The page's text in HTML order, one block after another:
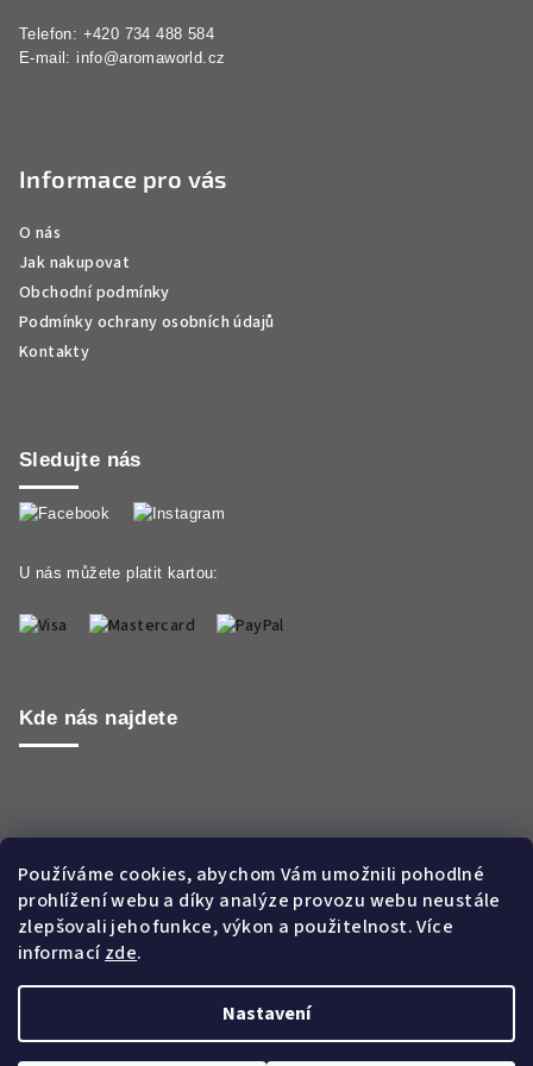
Používáme cookies, abychom Vám umožnili pohodlné
prohlížení webu a díky analýze provozu webu neustále
zlepšovali jeho funkce, výkon a použitelnost. Více
informacízde.
Nastavení
Telefon: +420 734 488 584
E-mail: info@aromaworld.cz
Informace pro vás
O nás
Jak nakupovat
Obchodní podmínky
Podmínky ochrany osobních údajů
Kontakty
Sledujte nás
U nás můžete platit kartou:
Kde nás najdete